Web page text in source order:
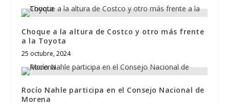
Choque a la altura de Costco y otro más frente
a la Toyota
25 octubre, 2024
Rocío Nahle participa en el Consejo Nacional de
Morena